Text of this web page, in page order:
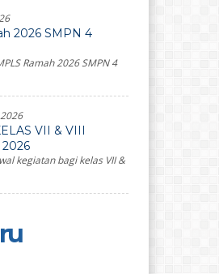
2026 SMPN 4
Ramah 2026 SMPN 4
VII & VIII
2026
kegiatan bagi kelas VII &